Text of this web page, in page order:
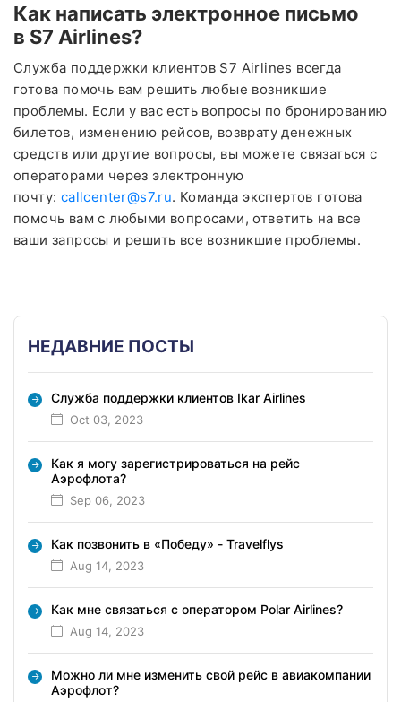
Как написать электронное письмо
в S7 Airlines?
Служба поддержки клиентов S7 Airlines всегда
готова помочь вам решить любые возникшие
проблемы. Если у вас есть вопросы по бронированию
билетов, изменению рейсов, возврату денежных
средств или другие вопросы, вы можете связаться с
операторами через электронную
почту: callcenter@s7.ru. Команда экспертов готова
помочь вам с любыми вопросами, ответить на все
ваши запросы и решить все возникшие проблемы.
НЕДАВНИЕ ПОСТЫ
Служба поддержки клиентов Ikar Airlines
Oct 03, 2023
Как я могу зарегистрироваться на рейс
Аэрофлота?
Sep 06, 2023
Как позвонить в «Победу» - Travelflys
Aug 14, 2023
Как мне связаться с оператором Polar Airlines?
Aug 14, 2023
Можно ли мне изменить свой рейс в авиакомпании
Аэрофлот?